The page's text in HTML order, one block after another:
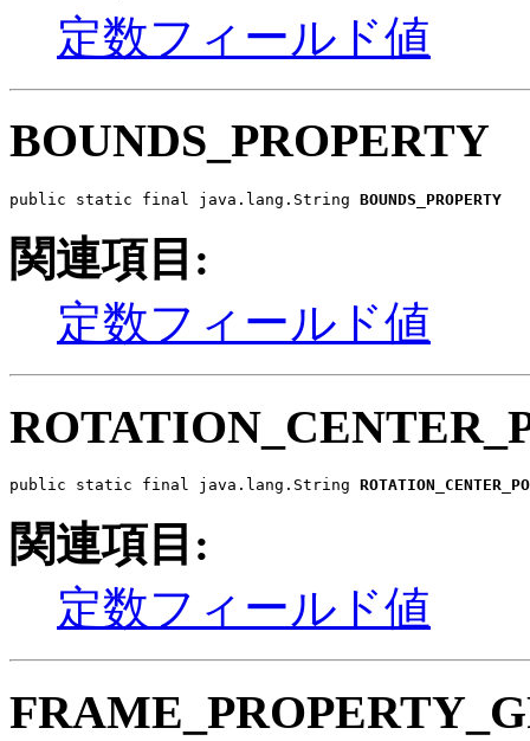
定数フィールド値
BOUNDS_PROPERTY
public static final java.lang.String BOUNDS_PROPERTY
関連項目:
定数フィールド値
public static final java.lang.String
関連項目:
定数フィールド値